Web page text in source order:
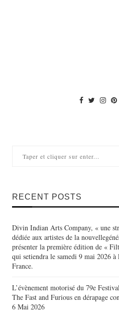
RECENT POSTS
Divin Indian Arts Company, « une
dédiée aux artistes de la
présenter la première édition de «
qui setiendra le samedi 9 mai 2026
France.
L’évènement motorisé du 79e
The Fast and Furious en dérapage
6 Mai 2026